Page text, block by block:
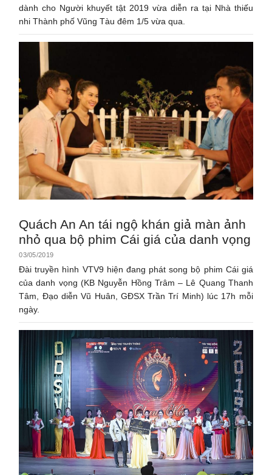
dành cho Người khuyết tật 2019 vừa diễn ra tại Nhà thiếu
nhi Thành phố Vũng Tàu đêm 1/5 vừa qua.
Quách An An tái ngộ khán giả màn ảnh
nhỏ qua bộ phim Cái giá của danh vọng
03/05/2019
Đài truyền hình VTV9 hiện đang phát song bộ phim Cái giá
của danh vọng (KB Nguyễn Hồng Trâm – Lê Quang Thanh
Tâm, Đạo diễn Vũ Huân, GĐSX Trần Trí Minh) lúc 17h mỗi
ngày.